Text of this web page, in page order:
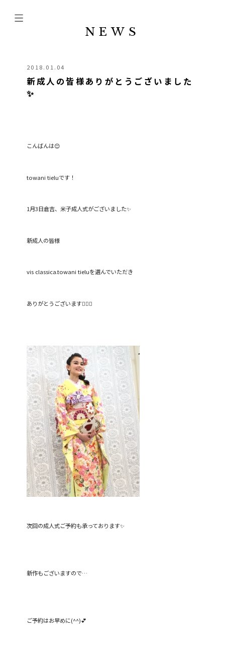
NEWS
2018.01.04
新成人の皆様ありがとうございました
✨
こんばんは😊
towani tieluです！
1月3日倉吉、米子成人式がございました✨
新成人の皆様
vis classica.towani tieluを選んでいただき
ありがとうございます🙇‍♀️✨
次回の成人式ご予約も承っております✨
新作もございますので…
ご予約はお早めに(^^)💕